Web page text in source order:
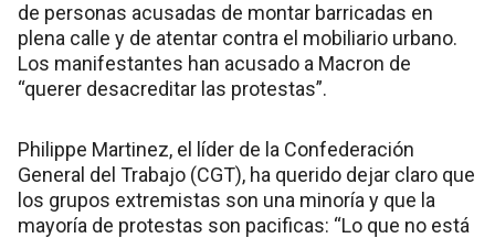
de personas acusadas de montar barricadas en
plena calle y de atentar contra el mobiliario urbano.
Los manifestantes han acusado a Macron de
“querer desacreditar las protestas”.
Philippe Martinez, el líder de la Confederación
General del Trabajo (CGT), ha querido dejar claro que
los grupos extremistas son una minoría y que la
mayoría de protestas son pacificas: “Lo que no está